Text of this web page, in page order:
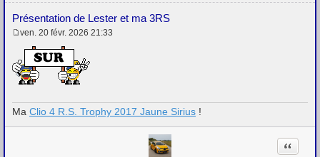
Présentation de Lester et ma 3RS
e
s
s
a
e
ven. 20 févr. 2026 21:33
Ma Clio 4 R.S. Trophy 2017 Jaune Sirius !
Citation